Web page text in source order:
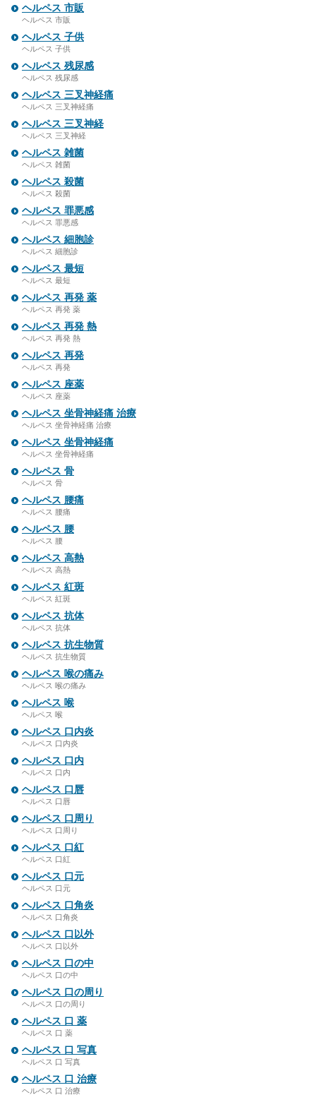
ヘルペス 市販
ヘルペス 市販
ヘルペス 子供
ヘルペス 子供
ヘルペス 残尿感
ヘルペス 残尿感
ヘルペス 三叉神経痛
ヘルペス 三叉神経痛
ヘルペス 三叉神経
ヘルペス 三叉神経
ヘルペス 雑菌
ヘルペス 雑菌
ヘルペス 殺菌
ヘルペス 殺菌
ヘルペス 罪悪感
ヘルペス 罪悪感
ヘルペス 細胞診
ヘルペス 細胞診
ヘルペス 最短
ヘルペス 最短
ヘルペス 再発 薬
ヘルペス 再発 薬
ヘルペス 再発 熱
ヘルペス 再発 熱
ヘルペス 再発
ヘルペス 再発
ヘルペス 座薬
ヘルペス 座薬
ヘルペス 坐骨神経痛 治療
ヘルペス 坐骨神経痛 治療
ヘルペス 坐骨神経痛
ヘルペス 坐骨神経痛
ヘルペス 骨
ヘルペス 骨
ヘルペス 腰痛
ヘルペス 腰痛
ヘルペス 腰
ヘルペス 腰
ヘルペス 高熱
ヘルペス 高熱
ヘルペス 紅斑
ヘルペス 紅斑
ヘルペス 抗体
ヘルペス 抗体
ヘルペス 抗生物質
ヘルペス 抗生物質
ヘルペス 喉の痛み
ヘルペス 喉の痛み
ヘルペス 喉
ヘルペス 喉
ヘルペス 口内炎
ヘルペス 口内炎
ヘルペス 口内
ヘルペス 口内
ヘルペス 口唇
ヘルペス 口唇
ヘルペス 口周り
ヘルペス 口周り
ヘルペス 口紅
ヘルペス 口紅
ヘルペス 口元
ヘルペス 口元
ヘルペス 口角炎
ヘルペス 口角炎
ヘルペス 口以外
ヘルペス 口以外
ヘルペス 口の中
ヘルペス 口の中
ヘルペス 口の周り
ヘルペス 口の周り
ヘルペス 口 薬
ヘルペス 口 薬
ヘルペス 口 写真
ヘルペス 口 写真
ヘルペス 口 治療
ヘルペス 口 治療